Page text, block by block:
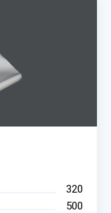
320
500